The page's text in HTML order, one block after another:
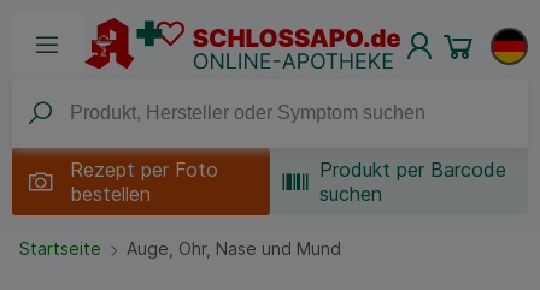
Rezept per Foto
bestellen
Produkt per Barcode
suchen
Startseite Auge, Ohr, Nase und Mund